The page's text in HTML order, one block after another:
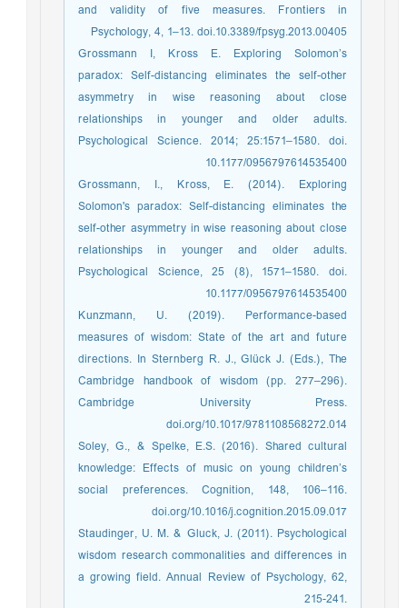
and validity of five measures. Frontiers in
Psychology, 4, 1–13. doi.10.3389/fpsyg.2013.00405
Grossmann I, Kross E. Exploring Solomon’s
paradox: Self-distancing eliminates the self-other
asymmetry in wise reasoning about close
relationships in younger and older adults.
Psychological Science. 2014; 25:1571–1580. doi.
10.1177/0956797614535400
Grossmann, I., Kross, E. (2014). Exploring
Solomon's paradox: Self-distancing eliminates the
self-other asymmetry in wise reasoning about close
relationships in younger and older adults.
Psychological Science, 25 (8), 1571–1580. doi.
10.1177/0956797614535400
Kunzmann, U. (2019). Performance-based
measures of wisdom: State of the art and future
directions. In Sternberg R. J., Glück J. (Eds.), The
Cambridge handbook of wisdom (pp. 277–296).
Cambridge University Press.
doi.org/10.1017/9781108568272.014
Soley, G., & Spelke, E.S. (2016). Shared cultural
knowledge: Effects of music on young children’s
social preferences. Cognition, 148, 106–116.
doi.org/10.1016/j.cognition.2015.09.017
Staudinger, U. M. & Gluck, J. (2011). Psychological
wisdom research commonalities and differences in
a growing field. Annual Review of Psychology, 62,
215-241.